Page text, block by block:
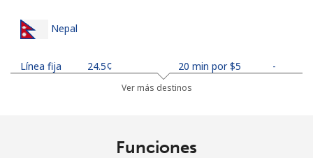
Nepal
Línea fija ⁦24.5¢⁩ 20 min por ⁦$5⁩ -
Ver más destinos
Funciones